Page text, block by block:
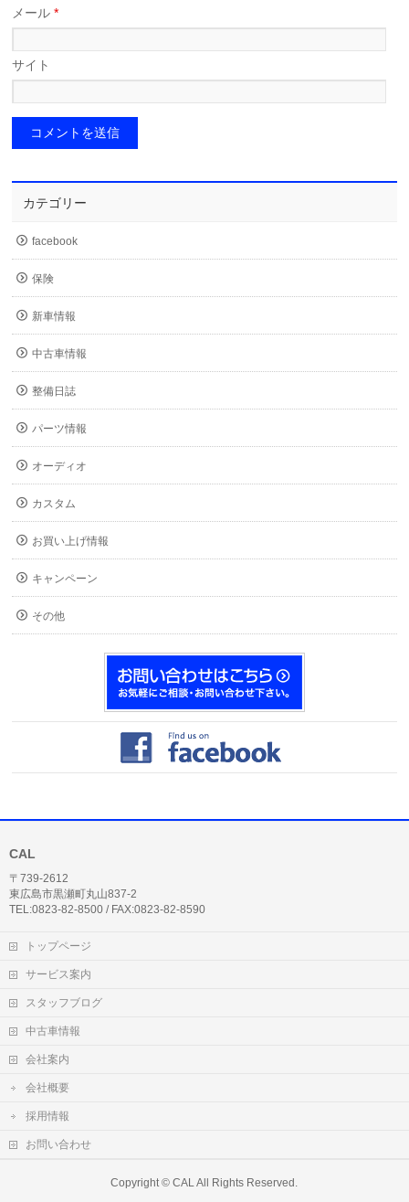
メール*
サイト
カテゴリー
facebook
保険
新車情報
中古車情報
整備日誌
パーツ情報
オーディオ
カスタム
お買い上げ情報
キャンペーン
その他
CAL
〒739-2612
東広島市黒瀬町丸山837-2
TEL:0823-82-8500 / FAX:0823-82-8590
トップページ
サービス案内
スタッフブログ
中古車情報
会社案内
会社概要
採用情報
お問い合わせ
Copyright ©CALAll Rights Reserved.